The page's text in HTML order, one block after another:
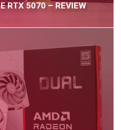
RTX 5070 – REVIEW